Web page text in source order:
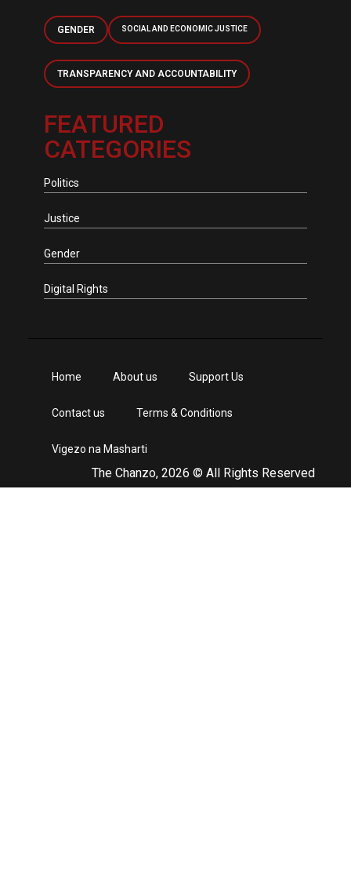
GENDER SOCIAL AND ECONOMIC JUSTICE
TRANSPARENCY AND ACCOUNTABILITY
FEATURED
CATEGORIES
Politics
Justice
Gender
Digital Rights
The Chanzo, 2026 © All Rights Reserved
Home About us Support Us
Contact us Terms & Conditions
Vigezo na Masharti